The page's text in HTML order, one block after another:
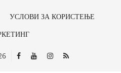
УСЛОВИ ЗА КОРИСТЕЊЕ